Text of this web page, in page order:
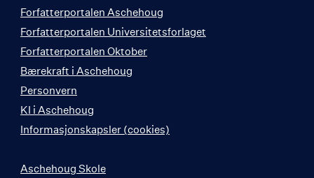
Forfatterportalen Aschehoug
Forfatterportalen Universitetsforlaget
Forfatterportalen Oktober
Bærekraft i Aschehoug
Personvern
KI i Aschehoug
Informasjonskapsler (cookies)
Aschehoug Skole